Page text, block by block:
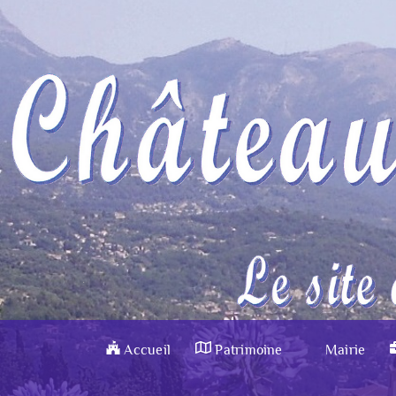
Accueil Patrimoine Mairie